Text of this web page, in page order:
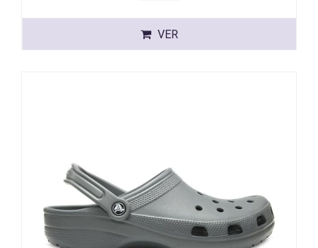
VER